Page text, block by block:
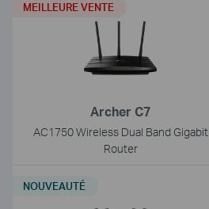
Archer C7
AC1750 Wireless Dual Band Gigabit
Router
MEILLEURE VENTE
NOUVEAUTÉ